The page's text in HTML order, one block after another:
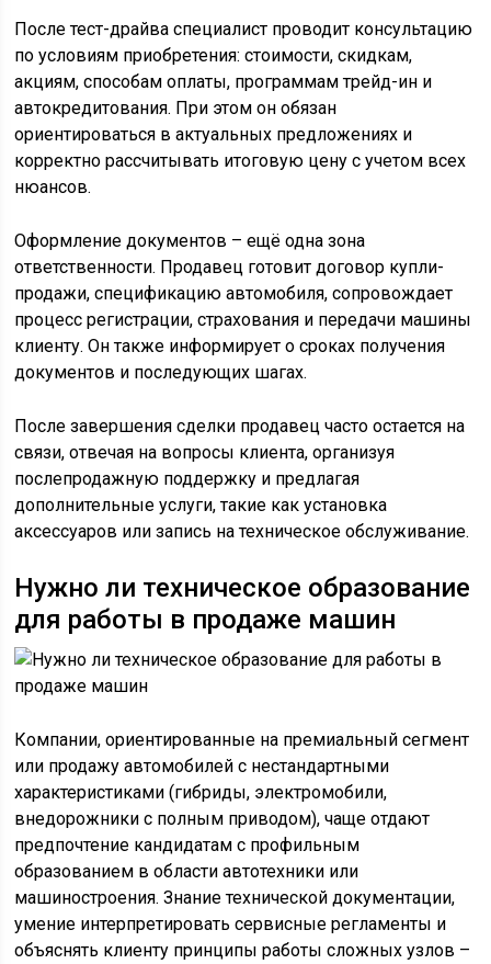
После тест-драйва специалист проводит консультацию
по условиям приобретения: стоимости, скидкам,
акциям, способам оплаты, программам трейд-ин и
автокредитования. При этом он обязан
ориентироваться в актуальных предложениях и
корректно рассчитывать итоговую цену с учетом всех
нюансов.
Оформление документов – ещё одна зона
ответственности. Продавец готовит договор купли-
продажи, спецификацию автомобиля, сопровождает
процесс регистрации, страхования и передачи машины
клиенту. Он также информирует о сроках получения
документов и последующих шагах.
После завершения сделки продавец часто остается на
связи, отвечая на вопросы клиента, организуя
послепродажную поддержку и предлагая
дополнительные услуги, такие как установка
аксессуаров или запись на техническое обслуживание.
Нужно ли техническое образование
для работы в продаже машин
Компании, ориентированные на премиальный сегмент
или продажу автомобилей с нестандартными
характеристиками (гибриды, электромобили,
внедорожники с полным приводом), чаще отдают
предпочтение кандидатам с профильным
образованием в области автотехники или
машиностроения. Знание технической документации,
умение интерпретировать сервисные регламенты и
объяснять клиенту принципы работы сложных узлов –